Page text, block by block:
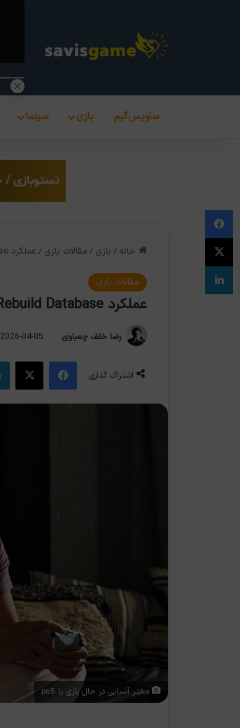
ساویس‌گیم بازی سینما
خانه / بازی / مقالات بازی / عملکرد Rebuild Database در کنسول‌های پلی‌استیشن چیست؟
مقالات بازی
عملکرد Rebuild Database در کنسول‌های پلی‌استیشن چیست؟
رضا خلف چعباوی 2026-04-05
اشتراک گذاری
فیس بوک X
دختر آسیایی در حال بازی با ps5
فیس بوک
X
لینکدین